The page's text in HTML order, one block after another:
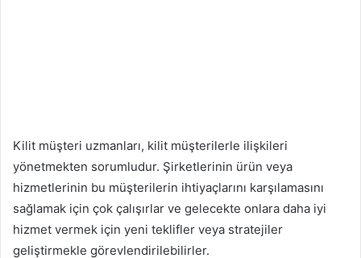
Kilit müşteri uzmanları, kilit müşterilerle ilişkileri
yönetmekten sorumludur. Şirketlerinin ürün veya
hizmetlerinin bu müşterilerin ihtiyaçlarını karşılamasını
sağlamak için çok çalışırlar ve gelecekte onlara daha iyi
hizmet vermek için yeni teklifler veya stratejiler
geliştirmekle görevlendirilebilirler.